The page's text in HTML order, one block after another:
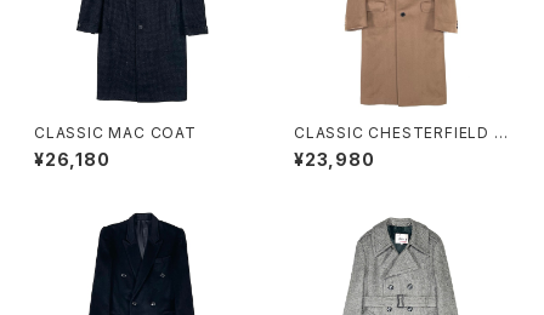
CLASSIC MAC COAT
¥26,180
CLASSIC CHESTERFIELD C
OAT
¥23,980